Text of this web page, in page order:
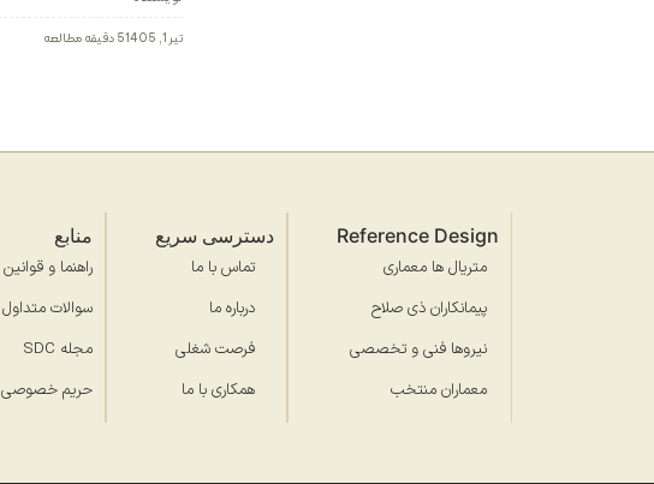
تیر 1, 1405 5 دقیقه مطالعه
Reference Design
متریال ها معماری
پیمانکاران ذی صلاح
نیروها فنی و تخصصی
معماران منتخب
دسترسی سریع
تماس با ما
درباره ما
فرصت شغلی
همکاری با ما
منابع
راهنما و قوانین
سوالات متداول
مجله SDC
حریم خصوصی